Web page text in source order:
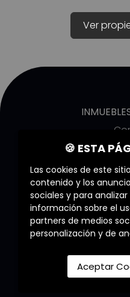
Ver
Trabaja
🍪 ESTA
Las cookies de este
contenido y los
sociales y para
información sobre el
partners de medios
personalización y de
Aceptar